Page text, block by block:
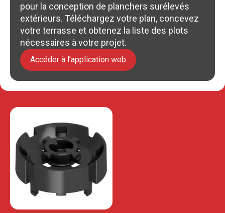
pour la conception de planchers surélevés
extérieurs. Téléchargez votre plan, concevez
votre terrasse et obtenez la liste des plots
nécessaires à votre projet.
Accéder à l’application web